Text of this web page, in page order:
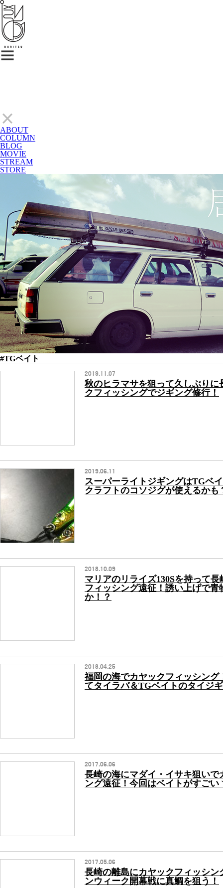
ABOUT
COLUMN
BLOG
MOVIE
STREAM
STORE
#TGベイト
2019.11.07
秋のヒラマサを狙って久しぶりに
クフィッシングでジギング修行！
2019.06.11
スーパーライトジギングはTGベ
クラフトのコソジグが使えるかも
2018.10.09
マリアのリライズ130Sを持って
フィッシング遠征！誘い上げで青
か！？
2018.04.25
福岡の海でカヤックフィッシング
てタイラバ＆TGベイトのタイジ
2017.06.06
長崎の海にマダイ・イサキ狙いで
ング遠征！今回はベイトがすごい
2017.05.06
長崎の離島にカヤックフィッシン
ンウィーク開幕戦に真鯛を狙う！